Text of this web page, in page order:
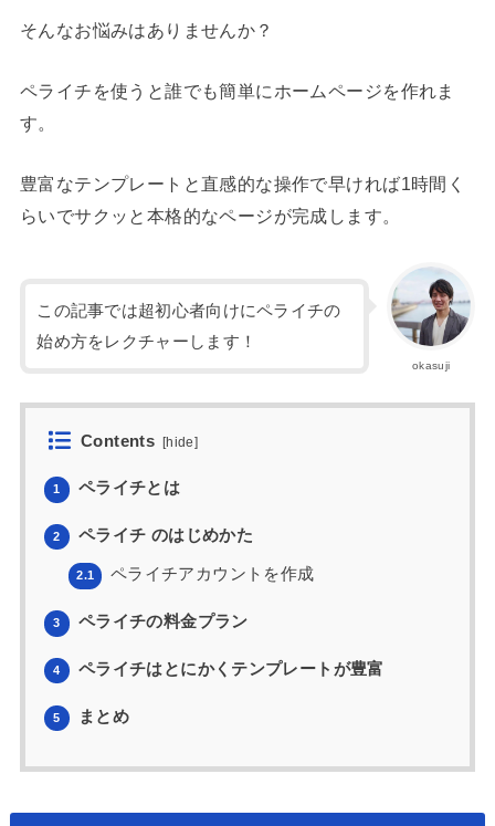
そんなお悩みはありませんか？
ペライチを使うと誰でも簡単にホームページを作れま
す。
豊富なテンプレートと直感的な操作で早ければ1時間く
らいでサクッと本格的なページが完成します。
okasuji
この記事では超初心者向けにペライチの
始め方をレクチャーします！
Contents [hide]
1 ペライチとは
2 ペライチ のはじめかた
2.1 ペライチアカウントを作成
3 ペライチの料金プラン
4 ペライチはとにかくテンプレートが豊富
5 まとめ